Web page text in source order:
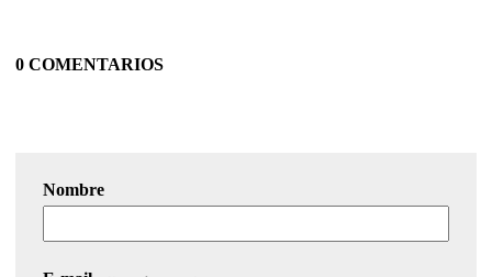
0 COMENTARIOS
Nombre